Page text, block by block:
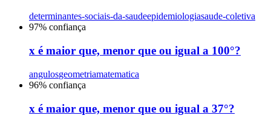
determinantes-sociais-da-saudeepidemiologiasaude-coletiva
97% confiança
x é maior que, menor que ou igual a 100°?
angulosgeometriamatematica
96% confiança
x é maior que, menor que ou igual a 37°?